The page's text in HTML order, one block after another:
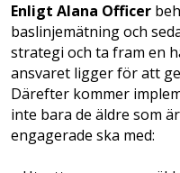
Enligt Alana Officer
baslinjemätning och
strategi och ta fram en
ansvaret ligger för att
Därefter kommer
inte bara de äldre som
engagerade ska med: